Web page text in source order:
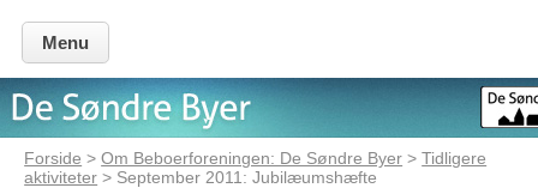
Menu
Forside >Om Beboerforeningen: De Søndre Byer >Tidligere
aktiviteter > September 2011: Jubilæumshæfte